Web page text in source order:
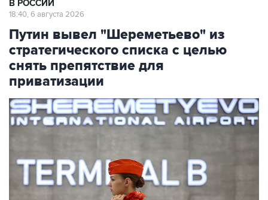
Путин вывел "Шереметьево" из
стратегического списка с целью
снять препятствие для
приватизации